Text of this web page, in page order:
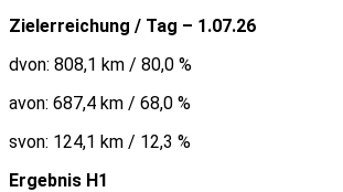
Zielerreichung / Tag – 1.07.26
dvon: 808,1 km / 80,0 %
avon: 687,4 km / 68,0 %
svon: 124,1 km / 12,3 %
Ergebnis H1